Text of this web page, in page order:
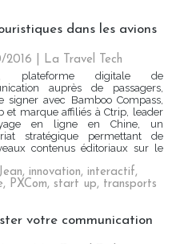
dans les avions
2016
La Travel Tech
plateforme digitale de
auprès de passagers,
signer avec Bamboo Compass,
et marque affiliés à Ctrip, leader
en ligne en Chine, un
stratégique permettant de
contenus éditoriaux sur le
, innovation, interactif,
, PXCom, start up, transports
votre communication